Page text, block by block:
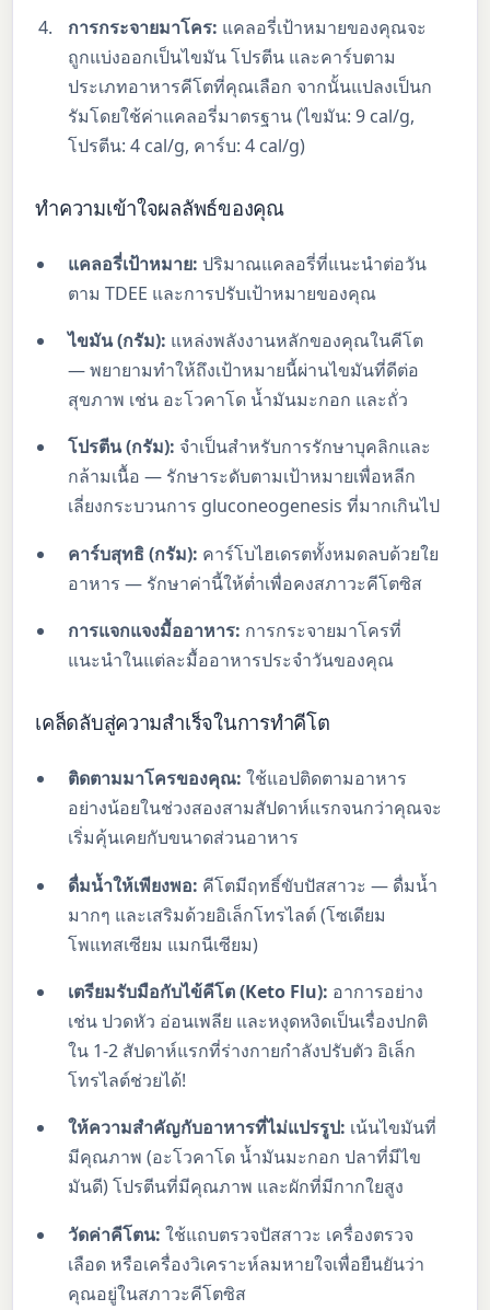
การกระจายมาโคร: แคลอรี่เป้าหมายของคุณจะ
ถูกแบ่งออกเป็นไขมัน โปรตีน และคาร์บตาม
ประเภทอาหารคีโตที่คุณเลือก จากนั้นแปลงเป็นก
รัมโดยใช้ค่าแคลอรี่มาตรฐาน (ไขมัน: 9 cal/g,
โปรตีน: 4 cal/g, คาร์บ: 4 cal/g)
ทำความเข้าใจผลลัพธ์ของคุณ
แคลอรี่เป้าหมาย: ปริมาณแคลอรี่ที่แนะนำต่อวัน
ตาม TDEE และการปรับเป้าหมายของคุณ
ไขมัน (กรัม): แหล่งพลังงานหลักของคุณในคีโต
— พยายามทำให้ถึงเป้าหมายนี้ผ่านไขมันที่ดีต่อ
สุขภาพ เช่น อะโวคาโด น้ำมันมะกอก และถั่ว
โปรตีน (กรัม): จำเป็นสำหรับการรักษาบุคลิกและ
กล้ามเนื้อ — รักษาระดับตามเป้าหมายเพื่อหลีก
เลี่ยงกระบวนการ gluconeogenesis ที่มากเกินไป
คาร์บสุทธิ (กรัม): คาร์โบไฮเดรตทั้งหมดลบด้วยใย
อาหาร — รักษาค่านี้ให้ต่ำเพื่อคงสภาวะคีโตซิส
การแจกแจงมื้ออาหาร: การกระจายมาโครที่
แนะนำในแต่ละมื้ออาหารประจำวันของคุณ
เคล็ดลับสู่ความสำเร็จในการทำคีโต
ติดตามมาโครของคุณ: ใช้แอปติดตามอาหาร
อย่างน้อยในช่วงสองสามสัปดาห์แรกจนกว่าคุณจะ
เริ่มคุ้นเคยกับขนาดส่วนอาหาร
ดื่มน้ำให้เพียงพอ: คีโตมีฤทธิ์ขับปัสสาวะ — ดื่มน้ำ
มากๆ และเสริมด้วยอิเล็กโทรไลต์ (โซเดียม
โพแทสเซียม แมกนีเซียม)
เตรียมรับมือกับไข้คีโต (Keto Flu): อาการอย่าง
เช่น ปวดหัว อ่อนเพลีย และหงุดหงิดเป็นเรื่องปกติ
ใน 1-2 สัปดาห์แรกที่ร่างกายกำลังปรับตัว อิเล็ก
โทรไลต์ช่วยได้!
ให้ความสำคัญกับอาหารที่ไม่แปรรูป: เน้นไขมันที่
มีคุณภาพ (อะโวคาโด น้ำมันมะกอก ปลาที่มีไข
มันดี) โปรตีนที่มีคุณภาพ และผักที่มีกากใยสูง
วัดค่าคีโตน: ใช้แถบตรวจปัสสาวะ เครื่องตรวจ
เลือด หรือเครื่องวิเคราะห์ลมหายใจเพื่อยืนยันว่า
คุณอยู่ในสภาวะคีโตซิส